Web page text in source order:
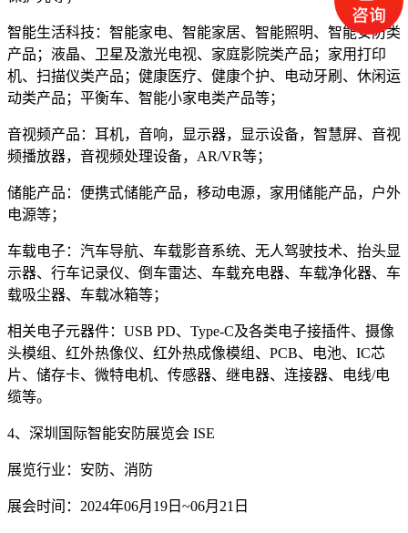
智能生活科技：智能家电、智能家居、智能照明、智能安防类
产品；液晶、卫星及激光电视、家庭影院类产品；家用打印
机、扫描仪类产品；健康医疗、健康个护、电动牙刷、休闲运
动类产品；平衡车、智能小家电类产品等；
音视频产品：耳机，音响，显示器，显示设备，智慧屏、音视
频播放器，音视频处理设备，AR/VR等；
储能产品：便携式储能产品，移动电源，家用储能产品，户外
电源等；
车载电子：汽车导航、车载影音系统、无人驾驶技术、抬头显
示器、行车记录仪、倒车雷达、车载充电器、车载净化器、车
载吸尘器、车载冰箱等；
相关电子元器件：USB PD、Type-C及各类电子接插件、摄像
头模组、红外热像仪、红外热成像模组、PCB、电池、IC芯
片、储存卡、微特电机、传感器、继电器、连接器、电线/电
缆等。
4、深圳国际智能安防展览会 ISE
展览行业：安防、消防
展会时间：2024年06月19日~06月21日